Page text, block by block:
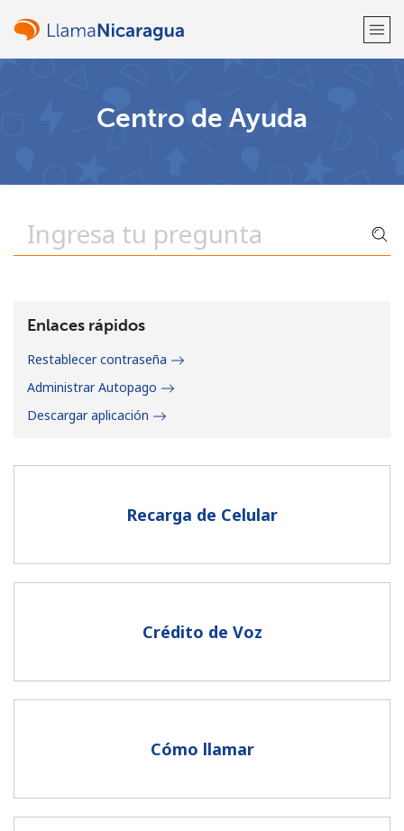
Un caracter especial
Al abrir una cuenta en este sitio web, estoy de acuerdo con
Centro de Ayuda
Recarga de Celular
Crédito de Voz
Cómo llamar
Enlaces rápidos
Restablecer contraseña
Administrar Autopago
Descargar aplicación